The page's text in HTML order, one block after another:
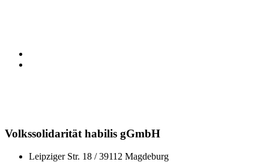
Volkssolidarität habilis gGmbH
Leipziger Str. 18 / 39112 Magdeburg